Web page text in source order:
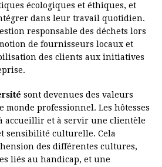
écologiques et éthiques, et
dans leur travail quotidien.
responsable des déchets lors
de fournisseurs locaux et
des clients aux initiatives
sont devenues des valeurs
monde professionnel. Les hôtesses
accueillir et à servir une clientèle
sensibilité culturelle. Cela
des différentes cultures,
liés au handicap, et une